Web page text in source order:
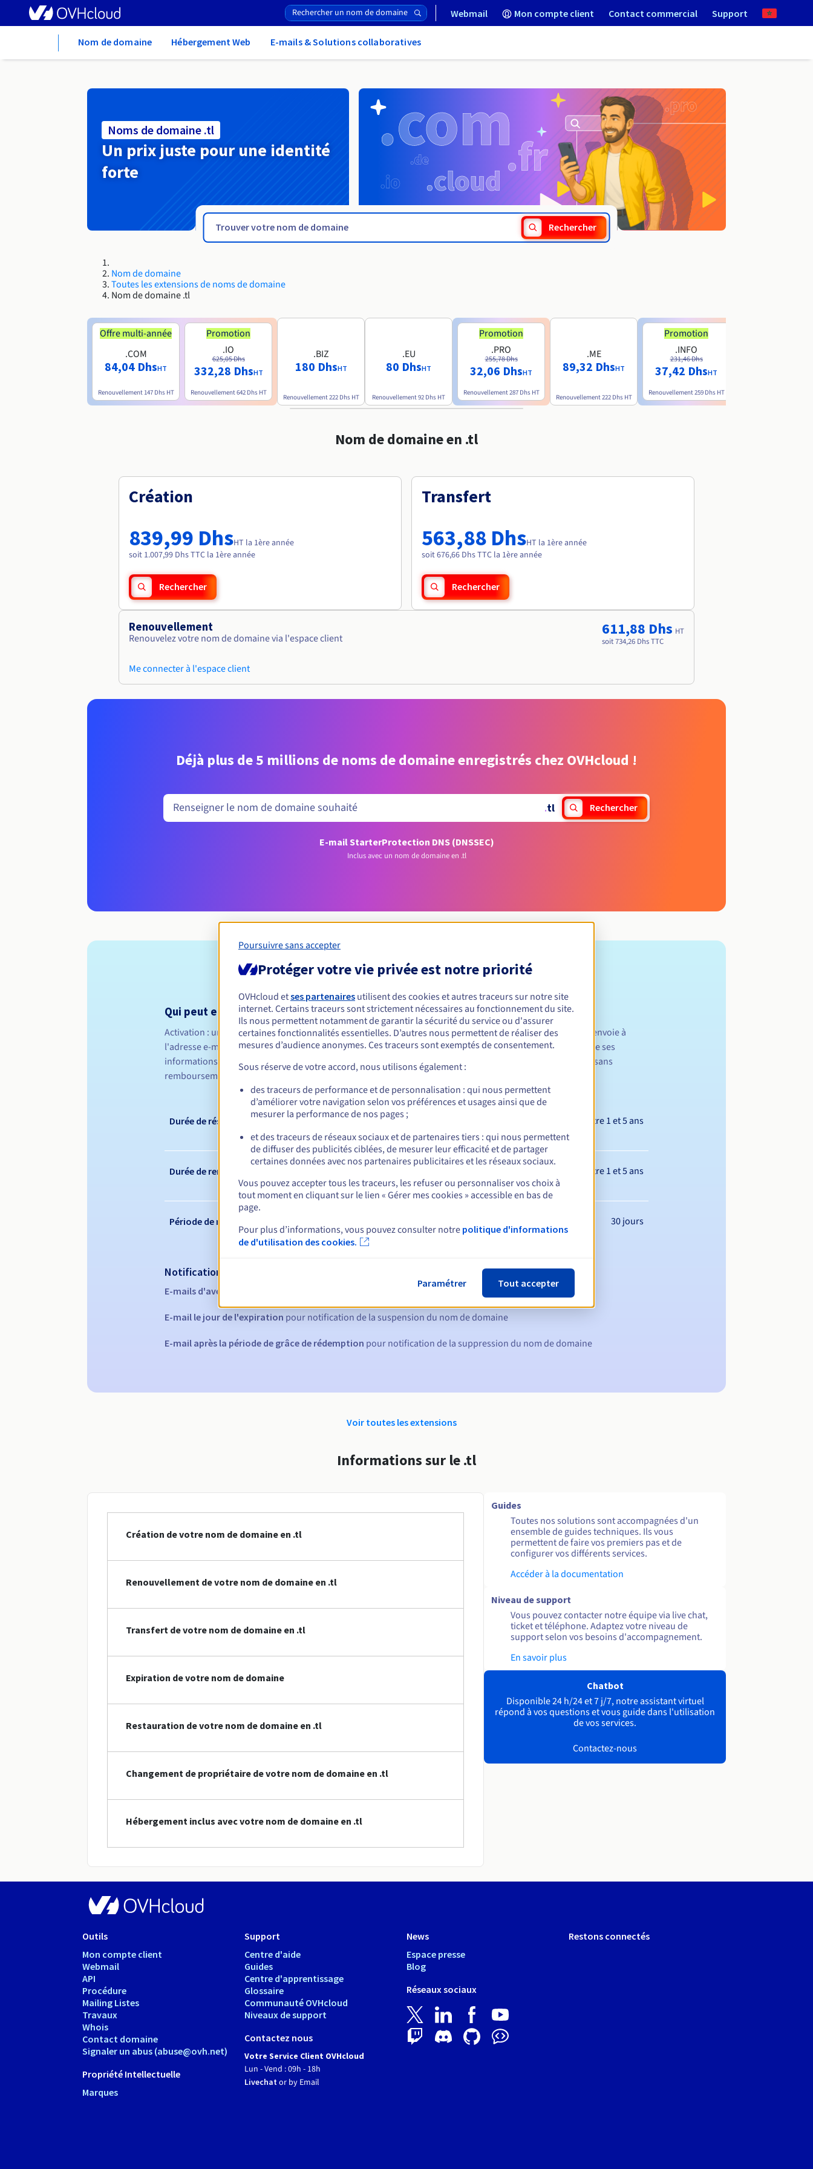
Webmail Mon compte client Contact commercial Support
Nom de domaine Hébergement Web E-mails & Solutions collaboratives
Noms de domaine .tl
Un prix juste pour une identité
forte
Rechercher
Nom de domaine
Toutes les extensions de noms de domaine
Nom de domaine .tl
Offre multi-année
.COM
84,04 DhsHT
Renouvellement 147 Dhs HT
Promotion
.IO
625,05 Dhs
332,28 DhsHT
Renouvellement642 Dhs HT
.BIZ
180 DhsHT
Renouvellement222 Dhs HT
.EU
80 DhsHT
Renouvellement92 Dhs HT
Promotion
.PRO
255,78 Dhs
32,06 DhsHT
Renouvellement287 Dhs HT
.ME
89,32 DhsHT
Renouvellement222 Dhs HT
Promotion
.INFO
231,46 Dhs
37,42 DhsHT
Renouvellement259 Dhs HT
Nom de domaine en .tl
Création
839,99 DhsHT la 1ère année
soit 1.007,99 Dhs TTC la 1ère année
Rechercher
Transfert
563,88 DhsHT la 1ère année
soit 676,66 Dhs TTC la 1ère année
Rechercher
Renouvellement
Renouvelez votre nom de domaine via l'espace client
Me connecter à l'espace client
611,88 Dhs HT
soit 734,26 Dhs TTC
Déjà plus de 5 millions de noms de domaine enregistrés chez OVHcloud !
.tl Rechercher
E-mail StarterProtection DNS (DNSSEC)
Inclus avec un nom de domaine en .tl
Conditions d'éligibilité
Qui peut enregistrer un .tl ?
Activation : une activation est nécessaire et cedans les 7 jourssuivant la date de création. Le registre du .tl envoie à
l'adresse e-mail du propriétaire un message contenant un lien d'activation, lui permettant de confirmer que ses
informations sont correctes. Si vous ne validez pas votre domaine, le registre procédera à sa suppression, sans
remboursement possible.
Règles de gestion et notifications
Durée de réservation Entre 1 et 5 ans
Durée de renouvellement Entre 1 et 5 ans
Période de rédemption 30 jours
Notifications automatiques :
E-mails d'avertissement : 60, 30, 15, 7 et 3 jours avant la date d'échéance
E-mail le jour de l'expiration pour notification de la suspension du nom de domaine
E-mail après la période de grâce de rédemption pour notification de la suppression du nom de domaine
Voir toutes les extensions
Informations sur le .tl
Création de votre nom de domaine en .tl
Renouvellement de votre nom de domaine en .tl
Transfert de votre nom de domaine en .tl
Expiration de votre nom de domaine
Restauration de votre nom de domaine en .tl
Changement de propriétaire de votre nom de domaine en .tl
Hébergement inclus avec votre nom de domaine en .tl
Guides
Toutes nos solutions sont accompagnées d'un
ensemble de guides techniques. Ils vous
permettent de faire vos premiers pas et de
configurer vos différents services.
Accéder à la documentation
Niveau de support
Vous pouvez contacter notre équipe via live chat,
ticket et téléphone. Adaptez votre niveau de
support selon vos besoins d'accompagnement.
En savoir plus
Chatbot
Disponible 24 h/24 et 7 j/7, notre assistant virtuel
répond à vos questions et vous guide dans l'utilisation
de vos services.
Contactez-nous
Outils
Mon compte client
Webmail
API
Procédure
Mailing Listes
Travaux
Whois
Contact domaine
Signaler un abus (abuse@ovh.net)
Propriété Intellectuelle
Marques
Support
Centre d'aide
Guides
Centre d'apprentissage
Glossaire
Communauté OVHcloud
Niveaux de support
Contactez nous
Votre Service Client OVHcloud
Lun - Vend : 09h - 18h
Livechat or by Email
News
Espace presse
Blog
Réseaux sociaux
Restons connectés
Poursuivre sans accepter
Protéger votre vie privée est notre priorité
OVHcloud etses partenaires utilisent des cookies et autres traceurs sur notre site
internet. Certains traceurs sont strictement nécessaires au fonctionnement du site.
Ils nous permettent notamment de garantir la sécurité du service ou d'assurer
certaines fonctionnalités essentielles. D’autres nous permettent de réaliser des
mesures d’audience anonymes. Ces traceurs sont exemptés de consentement.
Sous réserve de votre accord, nous utilisons également :
des traceurs de performance et de personnalisation : qui nous permettent
d’améliorer votre navigation selon vos préférences et usages ainsi que de
mesurer la performance de nos pages ;
et des traceurs de réseaux sociaux et de partenaires tiers : qui nous permettent
de diffuser des publicités ciblées, de mesurer leur efficacité et de partager
certaines données avec nos partenaires publicitaires et les réseaux sociaux.
Vous pouvez accepter tous les traceurs, les refuser ou personnaliser vos choix à
tout moment en cliquant sur le lien « Gérer mes cookies » accessible en bas de
page.
Pour plus d’informations, vous pouvez consulter notre politique d'informations
de d'utilisation des cookies.
Paramétrer Tout accepter